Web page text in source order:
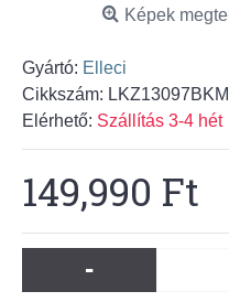
Képek
Gyártó: Elleci
Cikkszám: LKZ13097BKM
Elérhető: Szállítás 3-4 hét
149,990 Ft
-